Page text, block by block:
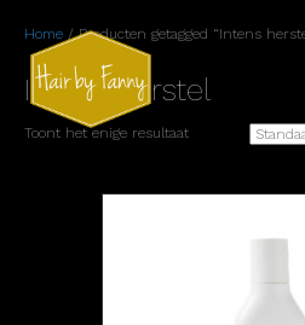
Home / Producten getagged “Intens
Intens herstel
Toont het enige resultaat